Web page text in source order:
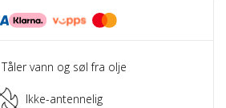
Tåler vann og søl fra olje
Ikke-antennelig